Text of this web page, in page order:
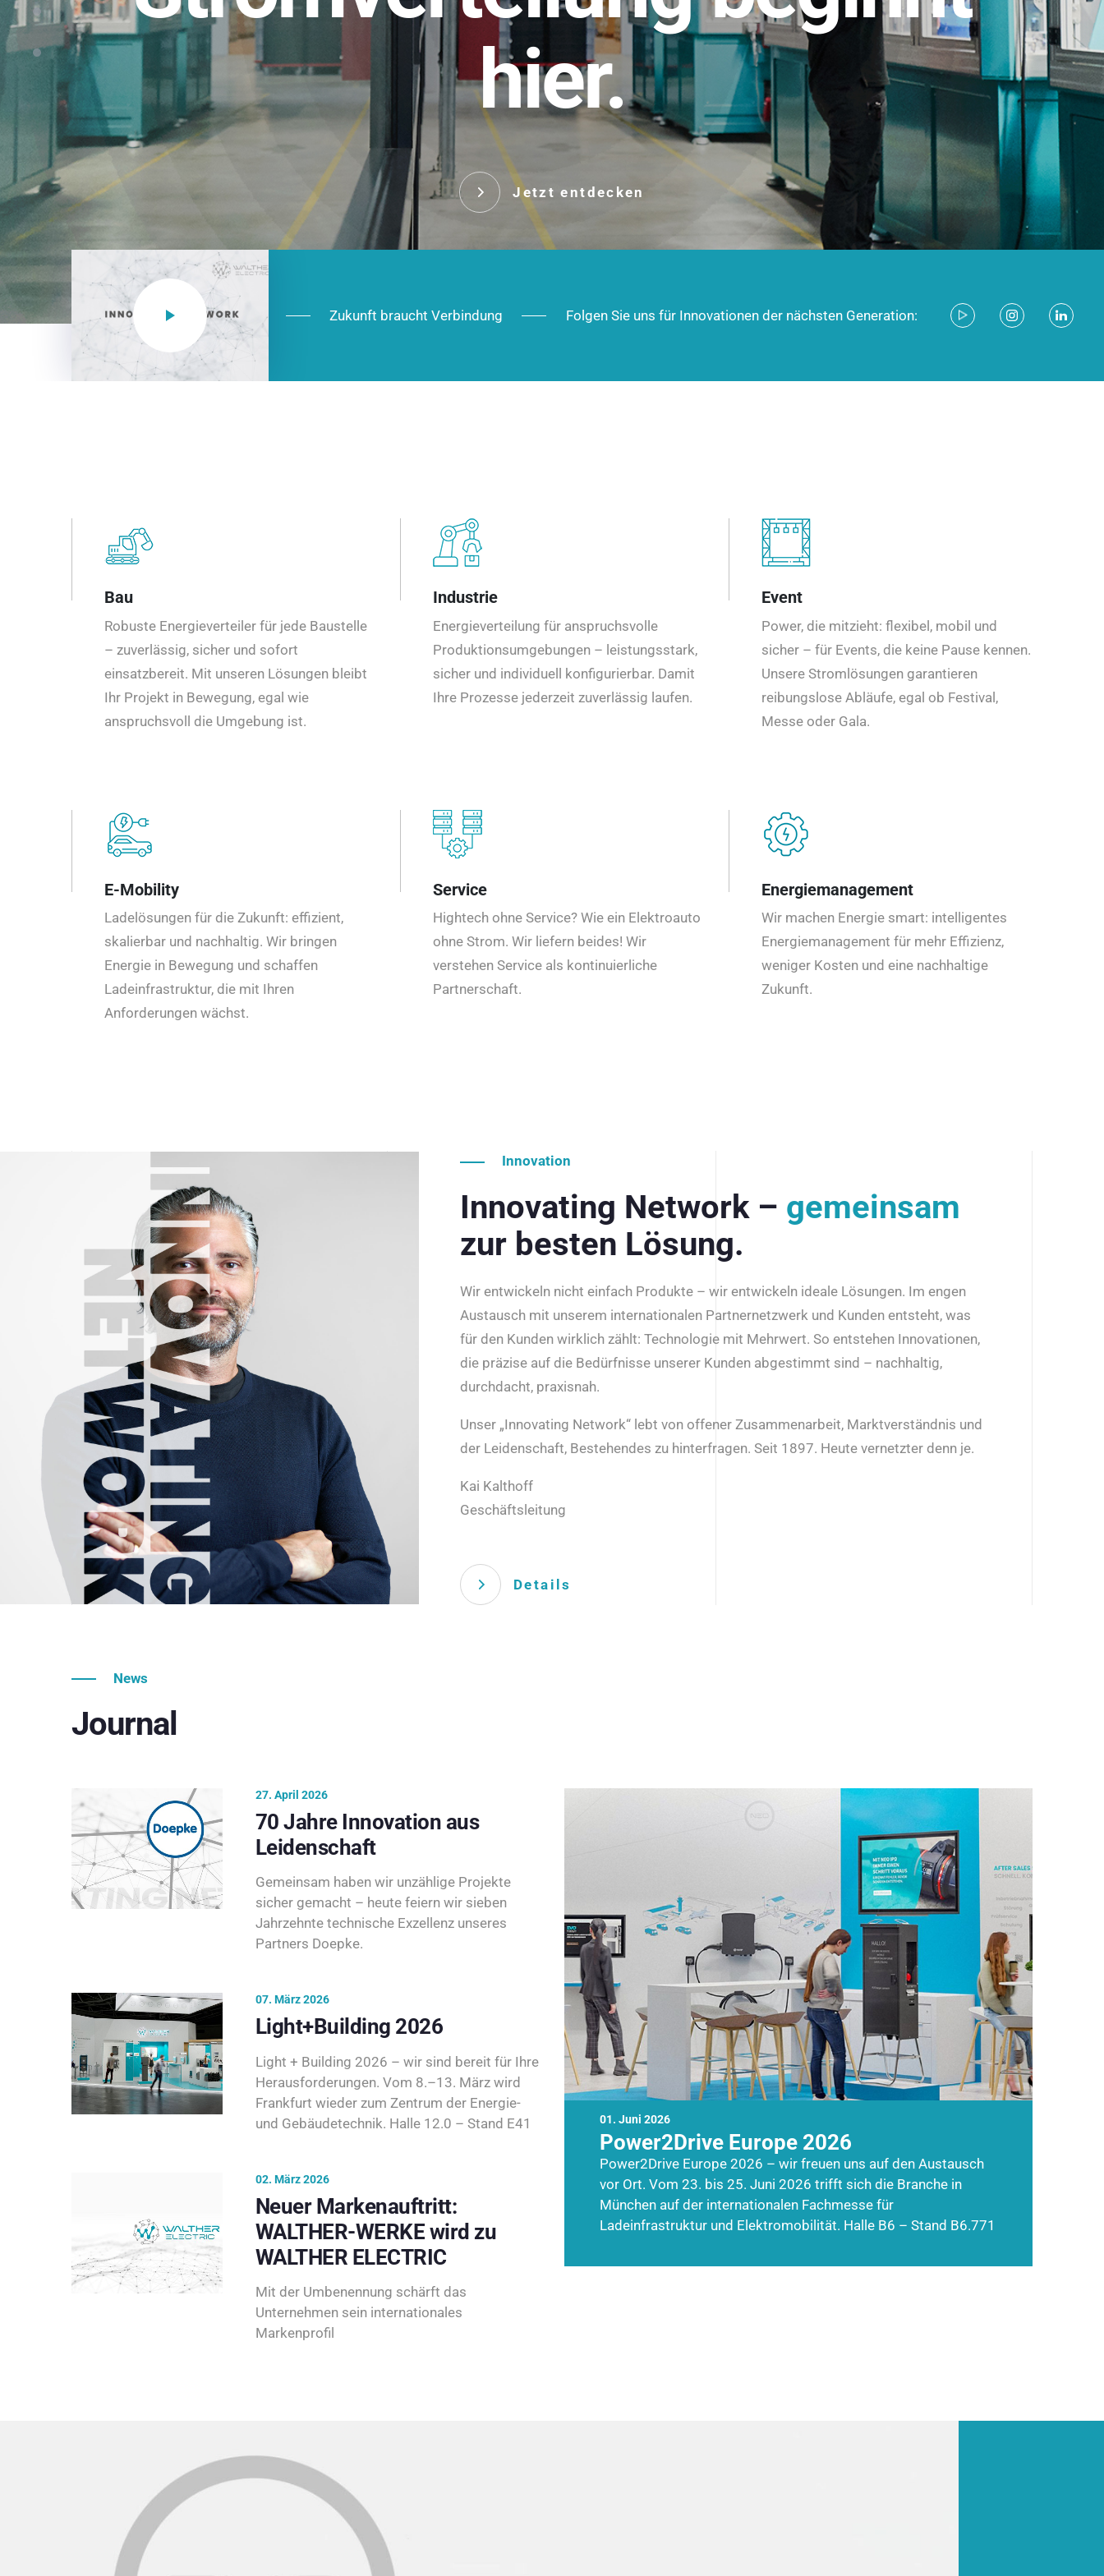
hier.
Jetzt entdecken
NEO CEE: Energieverteilung mit System. Robust im Alltag,
effizient in der Installation, zukunftsfähig im Ausbau.
Das innovative Stecksystem für industrielle Anwendungen –
robust, IP-geschützt und zukunftsfähig.
Jetzt entdecken
Zukunft braucht Verbindung Folgen Sie uns für Innovationen der nächsten Generation:
Bau
Robuste Energieverteiler für jede Baustelle
– zuverlässig, sicher und sofort
einsatzbereit. Mit unseren Lösungen bleibt
Ihr Projekt in Bewegung, egal wie
anspruchsvoll die Umgebung ist.
Industrie
Energieverteilung für anspruchsvolle
Produktionsumgebungen – leistungsstark,
sicher und individuell konfigurierbar. Damit
Ihre Prozesse jederzeit zuverlässig laufen.
Event
Power, die mitzieht: flexibel, mobil und
sicher – für Events, die keine Pause kennen.
Unsere Stromlösungen garantieren
reibungslose Abläufe, egal ob Festival,
Messe oder Gala.
E-Mobility
Ladelösungen für die Zukunft: effizient,
skalierbar und nachhaltig. Wir bringen
Energie in Bewegung und schaffen
Ladeinfrastruktur, die mit Ihren
Anforderungen wächst.
Service
Hightech ohne Service? Wie ein Elektroauto
ohne Strom. Wir liefern beides! Wir
verstehen Service als kontinuierliche
Partnerschaft.
Energiemanagement
Wir machen Energie smart: intelligentes
Energiemanagement für mehr Effizienz,
weniger Kosten und eine nachhaltige
Zukunft.
Innovation
Innovating Network – gemeinsam
zur besten Lösung.
Wir entwickeln nicht einfach Produkte – wir entwickeln ideale Lösungen. Im engen
Austausch mit unserem internationalen Partnernetzwerk und Kunden entsteht, was
für den Kunden wirklich zählt: Technologie mit Mehrwert. So entstehen Innovationen,
die präzise auf die Bedürfnisse unserer Kunden abgestimmt sind – nachhaltig,
durchdacht, praxisnah.
Unser „Innovating Network“ lebt von offener Zusammenarbeit, Marktverständnis und
der Leidenschaft, Bestehendes zu hinterfragen. Seit 1897. Heute vernetzter denn je.
Kai Kalthoff
Geschäftsleitung
Details
News
Journal
01. Juni 2026
Power2Drive Europe 2026
Power2Drive Europe 2026 – wir freuen uns auf den Austausch
vor Ort. Vom 23. bis 25. Juni 2026 trifft sich die Branche in
München auf der internationalen Fachmesse für
Ladeinfrastruktur und Elektromobilität. Halle B6 – Stand B6.771
27. April 2026
70 Jahre Innovation aus
Leidenschaft
Gemeinsam haben wir unzählige Projekte
sicher gemacht – heute feiern wir sieben
Jahrzehnte technische Exzellenz unseres
Partners Doepke.
07. März 2026
Light+Building 2026
Light + Building 2026 – wir sind bereit für Ihre
Herausforderungen. Vom 8.–13. März wird
Frankfurt wieder zum Zentrum der Energie-
und Gebäudetechnik. Halle 12.0 – Stand E41
02. März 2026
Neuer Markenauftritt:
WALTHER-WERKE wird zu
WALTHER ELECTRIC
Mit der Umbenennung schärft das
Unternehmen sein internationales
Markenprofil